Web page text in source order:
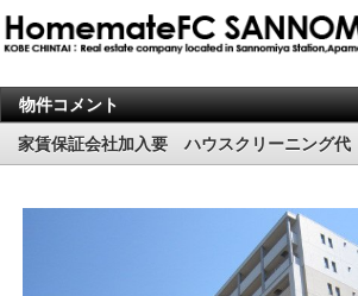
物件コメント
家賃保証会社加入要 ハウスクリーニン